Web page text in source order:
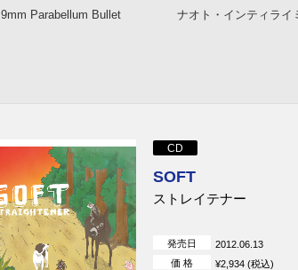
9mm Parabellum Bullet
ナオト・インティライ
CD
SOFT
ストレイテナー
発売日
2012.06.13
価 格
¥2,934 (税込)